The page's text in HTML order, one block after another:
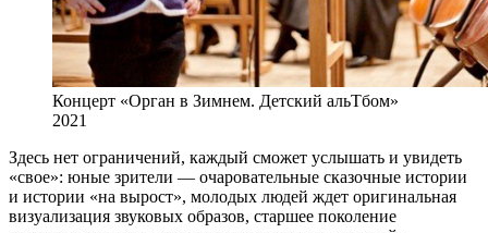
Концерт «Орган в Зимнем. Детский альТбом»
2021
Здесь нет ограничений, каждый сможет услышать и увидеть
«свое»: юные зрители — очаровательные сказочные истории
и истории «на вырост», молодых людей ждет оригинальная
визуализация звуковых образов, старшее поколение